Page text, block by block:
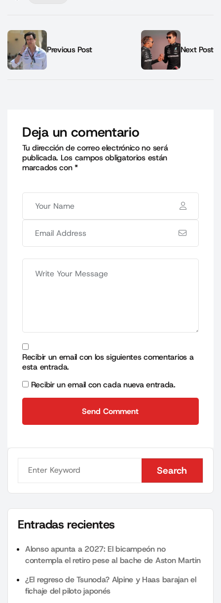
Previous Post Next Post
Deja un comentario
Tu dirección de correo electrónico no será
publicada. Los campos obligatorios están
marcados con*
Recibir un email con los siguientes comentarios a
esta entrada.
Recibir un email con cada nueva entrada.
Send Comment
Search
Search
Entradas recientes
Alonso apunta a 2027: El bicampeón no
contempla el retiro pese al bache de Aston Martin
¿El regreso de Tsunoda? Alpine y Haas barajan el
fichaje del piloto japonés